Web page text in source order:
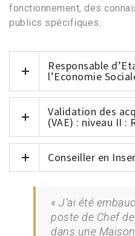
fonctionnement, des
publics spécifiques.
Responsable
l’Economie
Validation des
(VAE) : niveau II :
Conseiller en
« J’ai été
poste de Chef
dans une